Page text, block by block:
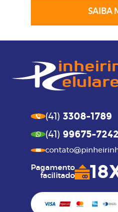
SAIBA
(41) 3308-1789
(41) 99675-7242
Pagamento
facilitado